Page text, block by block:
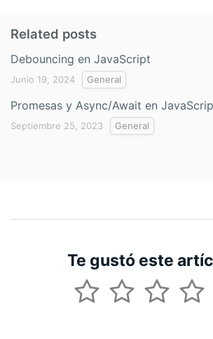
Related posts
Debouncing en JavaScript
Junio 19, 2024 General
Promesas y Async/Await en
Septiembre 25, 2023 General
Te gustó este